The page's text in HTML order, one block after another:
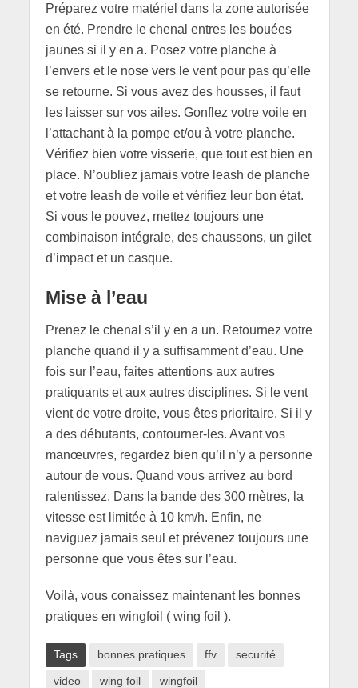
Préparez votre matériel dans la zone autorisée
en été. Prendre le chenal entres les bouées
jaunes si il y en a. Posez votre planche à
l’envers et le nose vers le vent pour pas qu’elle
se retourne. Si vous avez des housses, il faut
les laisser sur vos ailes. Gonflez votre voile en
l’attachant à la pompe et/ou à votre planche.
Vérifiez bien votre visserie, que tout est bien en
place. N’oubliez jamais votre leash de planche
et votre leash de voile et vérifiez leur bon état.
Si vous le pouvez, mettez toujours une
combinaison intégrale, des chaussons, un gilet
d’impact et un casque.
Mise à l’eau
Prenez le chenal s’il y en a un. Retournez votre
planche quand il y a suffisamment d’eau. Une
fois sur l’eau, faites attentions aux autres
pratiquants et aux autres disciplines. Si le vent
vient de votre droite, vous êtes prioritaire. Si il y
a des débutants, contourner-les. Avant vos
manœuvres, regardez bien qu’il n’y a personne
autour de vous. Quand vous arrivez au bord
ralentissez. Dans la bande des 300 mètres, la
vitesse est limitée à 10 km/h. Enfin, ne
naviguez jamais seul et prévenez toujours une
personne que vous êtes sur l’eau.
Voilà, vous conaissez maintenant les bonnes
pratiques en wingfoil ( wing foil ).
Tags bonnes pratiques ffv securité
video wing foil wingfoil